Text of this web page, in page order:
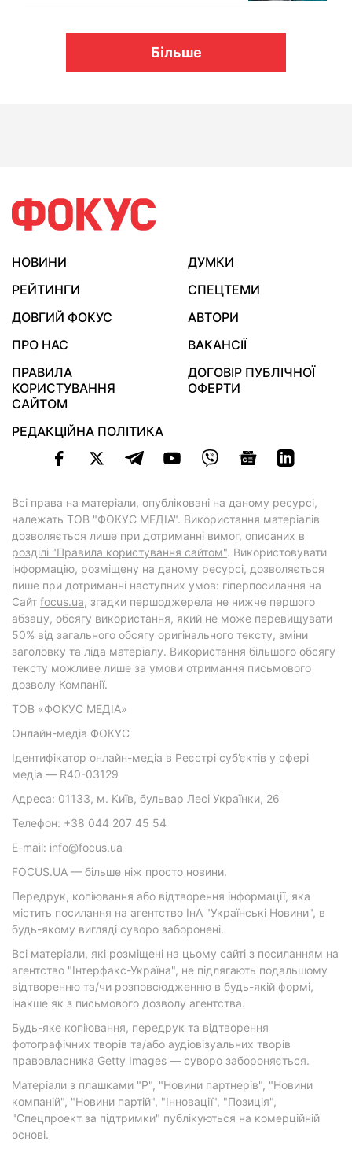
Більше
НОВИНИ
ДУМКИ
РЕЙТИНГИ
СПЕЦТЕМИ
ДОВГИЙ ФОКУС
АВТОРИ
ПРО НАС
ВАКАНСІЇ
ПРАВИЛА
КОРИСТУВАННЯ
САЙТОМ
ДОГОВІР ПУБЛІЧНОЇ
ОФЕРТИ
РЕДАКЦІЙНА ПОЛІТИКА
Всі права на матеріали, опубліковані на даному ресурсі,
належать ТОВ "ФОКУС МЕДІА". Використання матеріалів
дозволяється лише при дотриманні вимог, описаних в
розділі "Правила користування сайтом". Використовувати
інформацію, розміщену на даному ресурсі, дозволяється
лише при дотриманні наступних умов: гіперпосилання на
Cайт focus.ua, згадки першоджерела не нижче першого
абзацу, обсягу використання, який не може перевищувати
50% від загального обсягу оригінального тексту, зміни
заголовку та ліда матеріалу. Використання більшого обсягу
тексту можливе лише за умови отримання письмового
дозволу Компанії.
ТОВ «ФОКУС МЕДІА»
Онлайн-медіа ФОКУС
Ідентифікатор онлайн-медіа в Реєстрі суб’єктів у сфері
медіа — R40-03129
Адреса: 01133, м. Київ, бульвар Лесі Українки, 26
Телефон: +38 044 207 45 54
E-mail: info@focus.ua
FOCUS.UA — більше ніж просто новини.
Передрук, копіювання або відтворення інформації, яка
містить посилання на агентство ІнА "Українські Новини", в
будь-якому вигляді суворо заборонені.
Всі матеріали, які розміщені на цьому сайті з посиланням на
агентство "Інтерфакс-Україна", не підлягають подальшому
відтворенню та/чи розповсюдженню в будь-якій формі,
інакше як з письмового дозволу агентства.
Будь-яке копіювання, передрук та відтворення
фотографічних творів та/або аудіовізуальних творів
правовласника Getty Images — суворо забороняється.
Матеріали з плашками "Р", "Новини партнерів", "Новини
компаній", "Новини партій", "Інновації", "Позиція",
"Спецпроект за підтримки" публікуються на комерційній
основі.